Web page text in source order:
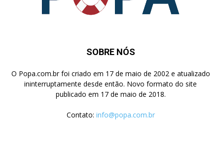
SOBRE NÓS
O Popa.com.br foi criado em 17 de maio de 2002 e atualizado
ininterruptamente desde então. Novo formato do site
publicado em 17 de maio de 2018.
Contato: info@popa.com.br